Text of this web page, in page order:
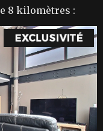
8 kilomètres :